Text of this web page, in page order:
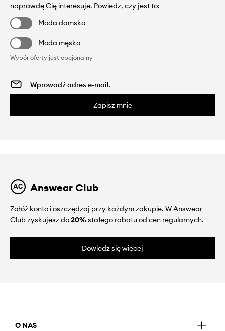
naprawdę Cię interesuje. Powiedz, czy jest to:
Moda damska
Moda męska
Wybór oferty jest opcjonalny
Zapisz mnie
Answear Club
Załóż konto i oszczędzaj przy każdym zakupie. W Answear
Club zyskujesz do20%stałego rabatu od cen regularnych.
Dowiedz się więcej
O NAS